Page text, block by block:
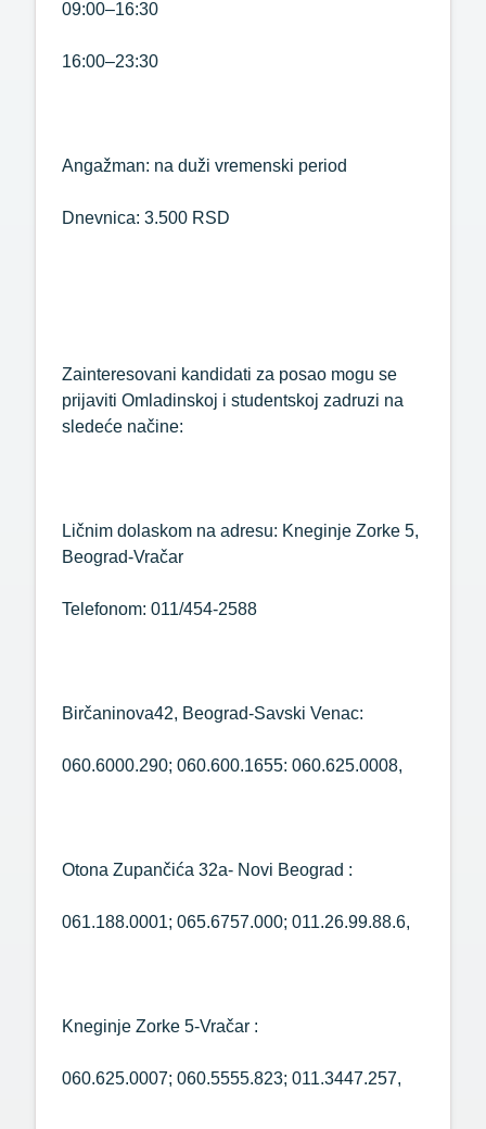
09:00–16:30
16:00–23:30
Angažman: na duži vremenski period
Dnevnica: 3.500 RSD
Zainteresovani kandidati za posao mogu se
prijaviti Omladinskoj i studentskoj zadruzi na
sledeće načine:
Ličnim dolaskom na adresu: Kneginje Zorke 5,
Beograd-Vračar
Telefonom: 011/454-2588
Birčaninova42, Beograd-Savski Venac:
060.6000.290; 060.600.1655: 060.625.0008,
Otona Zupančića 32a- Novi Beograd :
061.188.0001; 065.6757.000; 011.26.99.88.6,
Kneginje Zorke 5-Vračar :
060.625.0007; 060.5555.823; 011.3447.257,